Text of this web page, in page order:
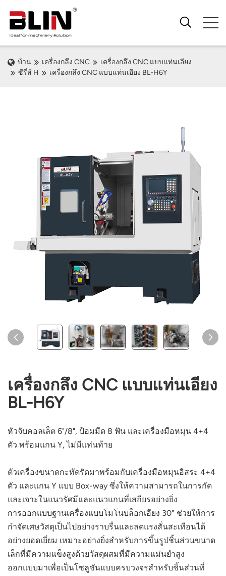
บ้าน เครื่องกลึง CNC
เครื่องกลึง CNC แบบแท่นเอียง
ซีรี่ส์ H
เครื่องกลึง CNC แบบแท่นเอียง BL-H6Y
เครื่องกลึง CNC แบบแท่นเอียง
BL-H6Y
หัวจับคอลเล็ต 6"/8", ป้อมมีด 8 ฟัน และเครื่องมือหมุน 4+4
ตัว พร้อมแกน Y, ไม่มีแท่นท้าย
ตัวเครื่องขนาดกะทัดรัดมาพร้อมกับเครื่องมือหมุนอิสระ 4+4
ตัว และแกน Y แบบ Box-way ซึ่งให้ความสามารถในการกัด
และเจาะในแนวรัศมีและแนวแกนที่เสถียรอย่างยิ่ง
การออกแบบฐานเครื่องแบบโมโนบล็อกเอียง 30° ช่วยให้การ
กำจัดเศษวัสดุเป็นไปอย่างราบรื่นและลดแรงสั่นสะเทือนได้
อย่างยอดเยี่ยม เหมาะอย่างยิ่งสำหรับการขึ้นรูปชิ้นส่วนขนาด
เล็กที่มีความแข็งสูงด้วยวัสดุผสมที่มีความแม่นยำสูง
ออกแบบมาเพื่อเป็นโซลูชันแบบครบวงจรสำหรับชิ้นส่วนที่